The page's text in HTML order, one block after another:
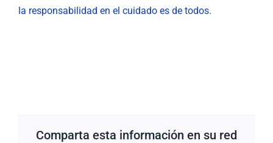
la responsabilidad en el cuidado es de todos.
Comparta esta información en su red